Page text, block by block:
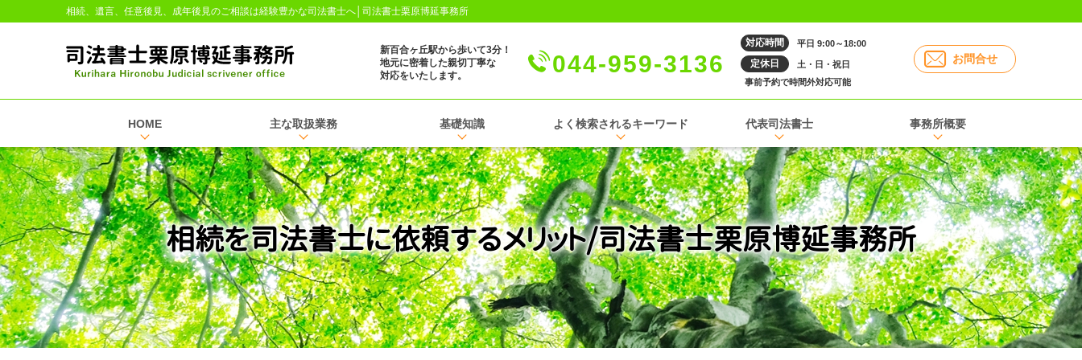
相続、遺言、任意後見、成年後見のご相談は経験豊かな司法書士へ│司法書士栗原博延事務所
新百合ヶ丘駅から歩いて3分！
地元に密着した親切丁寧な
対応をいたします。
044-959-3136
対応時間 平日 9:00～18:00
定休日
土・日・祝日
事前予約で時間外対応可能
お問合せ
HOME 主な取扱業務 基礎知識 よく検索されるキーワード 代表司法書士 事務所概要
相続を司法書士に依頼するメリット/司法書士栗原博延事務所